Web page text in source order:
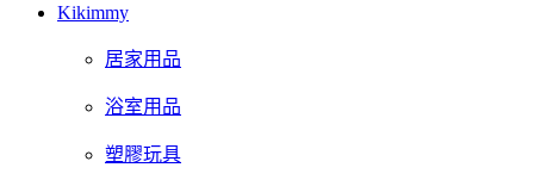
Kikimmy
居家用品
浴室用品
塑膠玩具